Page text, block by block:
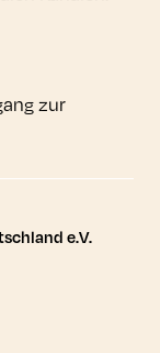
zur
Links
e.V.